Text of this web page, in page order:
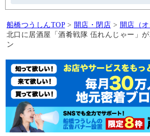
船橋つうしんTOP > 開店・閉店 > 開店（オ
北口に居酒屋「酒肴戦隊 伍れんじゃー」
ン